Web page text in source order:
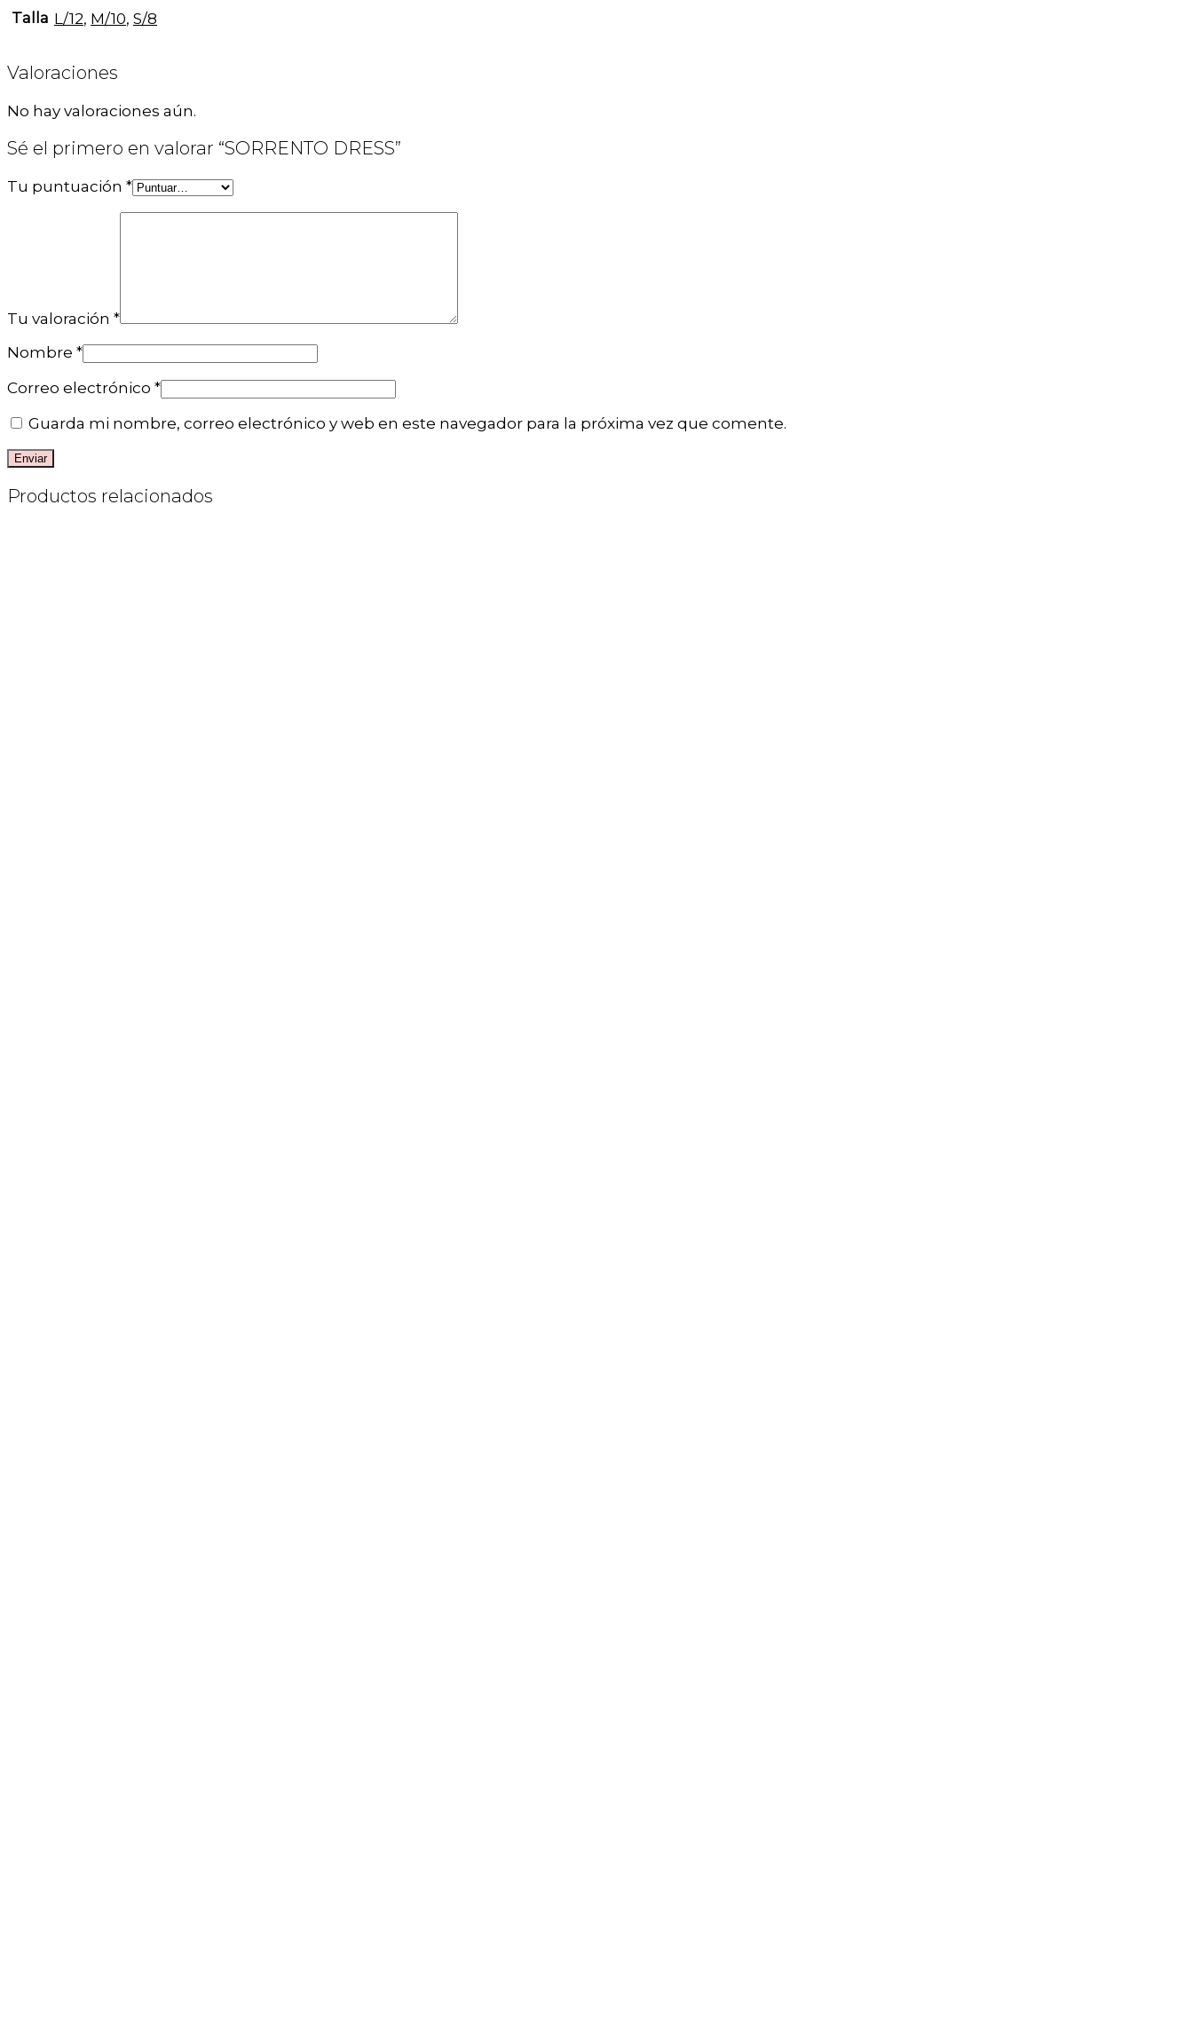
Talla L/12, M/10, S/8
Valoraciones
No hay valoraciones aún.
Sé el primero en valorar “SORRENTO DRESS”
Tu puntuación *
Tu valoración *
Nombre *
Correo electrónico *
Guarda mi nombre, correo electrónico y web en este navegador para la próxima vez que comente.
Productos relacionados